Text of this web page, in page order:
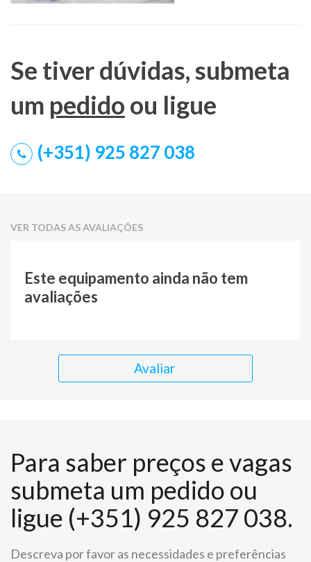
Se tiver dúvidas, submeta
um pedido ou ligue
(+351) 925 827 038
VER TODAS AS AVALIAÇÕES
Este equipamento ainda não tem
avaliações
Avaliar
Para saber preços e vagas
submeta um pedido ou
ligue (+351) 925 827 038.
Descreva por favor as necessidades e preferências